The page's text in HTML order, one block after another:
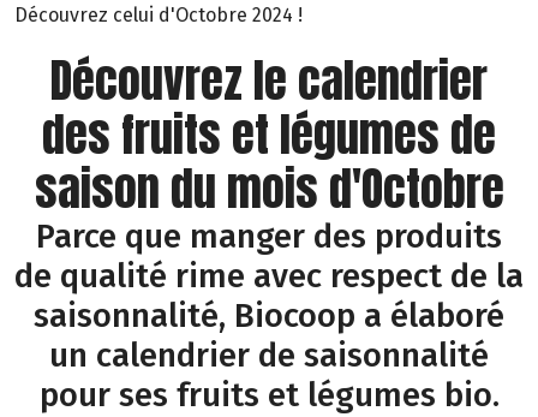
Découvrez celui d'Octobre 2024 !
Découvrez le calendrier
des fruits et légumes de
saison du mois d'Octobre
Parce que manger des produits
de qualité rime avec respect de la
saisonnalité, Biocoop a élaboré
un calendrier de saisonnalité
pour ses fruits et légumes bio.